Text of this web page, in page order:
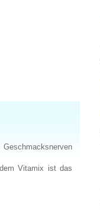
Vitamix ist das